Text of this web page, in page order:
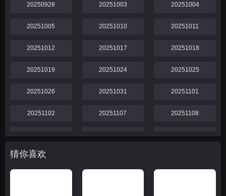
20250928 20251003 20251004
20251005 20251010 20251011
20251012 20251017 20251018
20251019 20251024 20251025
20251026 20251031 20251101
20251102 20251107 20251108
20251109 20251114 20251115
猜你喜欢